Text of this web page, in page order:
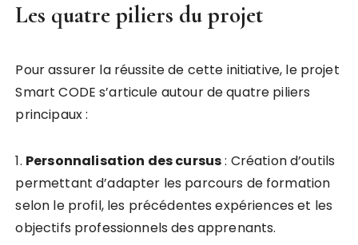
Les quatre piliers du projet
Pour assurer la réussite de cette initiative, le projet
Smart CODE s’articule autour de quatre piliers
principaux :
1. Personnalisation descursus: Création d’outils
permettant d’adapter les parcours de formation
selon le profil, les précédentes expériences et les
objectifs professionnels des apprenants.